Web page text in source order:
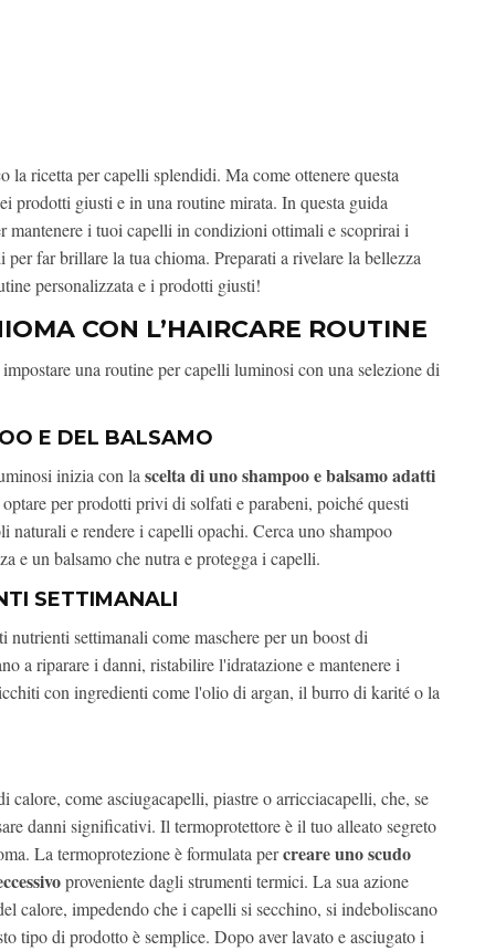
la ricetta per capelli splendidi. Ma come ottenere questa
prodotti giusti e in una routine mirata. In questa guida
mantenere i tuoi capelli in condizioni ottimali e scoprirai i
per far brillare la tua chioma. Preparati a rivelare la bellezza
personalizzata e i prodotti giusti!
CON L’HAIRCARE ROUTINE
una routine per capelli luminosi con una selezione di
E DEL BALSAMO
inizia con la scelta di uno shampoo e balsamo adatti
per prodotti privi di solfati e parabeni, poiché questi
naturali e rendere i capelli opachi. Cerca uno shampoo
e un balsamo che nutra e protegga i capelli.
SETTIMANALI
nutrienti settimanali come maschere per un boost di
a riparare i danni, ristabilire l'idratazione e mantenere i
con ingredienti come l'olio di argan, il burro di karité o la
calore, come asciugacapelli, piastre o arricciacapelli, che, se
danni significativi. Il termoprotettore è il tuo alleato segreto
La termoprotezione è formulata percreare uno scudo
proveniente dagli strumenti termici. La sua azione
calore, impedendo che i capelli si secchino, si indeboliscano
tipo di prodotto è semplice. Dopo aver lavato e asciugato i